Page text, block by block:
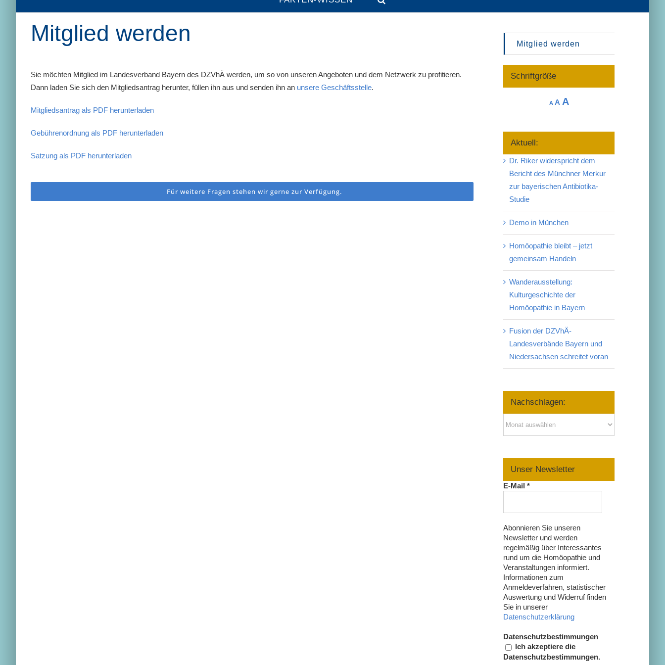
Mitglied werden
Sie möchten Mitglied im Landesverband Bayern des DZVhÄ werden, um so von unseren Angeboten und dem Netzwerk zu profitieren.
Dann laden Sie sich den Mitgliedsantrag herunter, füllen ihn aus und senden ihn an unsere Geschäftsstelle.
Mitgliedsantrag als PDF herunterladen
Gebührenordnung als PDF herunterladen
Satzung als PDF herunterladen
Für weitere Fragen stehen wir gerne zur Verfügung.
Mitglied werden
Schriftgröße
A Decrease
A Reset
AIncrease
Aktuell:
Dr. Riker widerspricht dem
Bericht des Münchner Merkur
zur bayerischen Antibiotika-
Studie
Demo in München
Homöopathie bleibt – jetzt
gemeinsam Handeln
Wanderausstellung:
Kulturgeschichte der
Homöopathie in Bayern
Fusion der DZVhÄ-
Landesverbände Bayern und
Niedersachsen schreitet voran
Nachschlagen:
Unser Newsletter
E-Mail*
Abonnieren Sie unseren
Newsletter und werden
regelmäßig über Interessantes
rund um die Homöopathie und
Veranstaltungen informiert.
Informationen zum
Anmeldeverfahren, statistischer
Auswertung und Widerruf finden
Sie in unserer
Datenschutzerklärung
Datenschutzbestimmungen
Ich akzeptiere die
Datenschutzbestimmungen.